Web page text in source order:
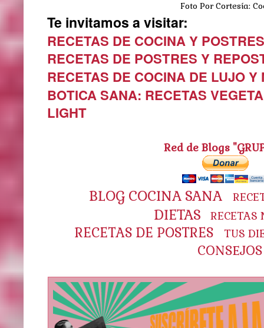
Foto Por Cortesía:
Te invitamos a visitar:
RECETAS DE COCINA Y POSTRES
RECETAS DE POSTRES Y
RECETAS DE COCINA DE LUJO Y
BOTICA SANA: RECETAS
LIGHT
Red de Blogs
BLOG COCINA SANA
DIETAS RECETAS
RECETAS DE POSTRES TUS
CONSEJOS